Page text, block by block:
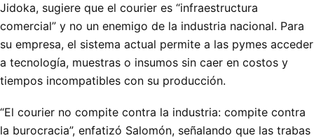
Jidoka, sugiere que el courier es “infraestructura
comercial” y no un enemigo de la industria nacional. Para
su empresa, el sistema actual permite a las pymes acceder
a tecnología, muestras o insumos sin caer en costos y
tiempos incompatibles con su producción.
“El courier no compite contra la industria: compite contra
la burocracia”, enfatizó Salomón, señalando que las trabas